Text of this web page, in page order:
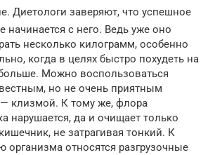
Диетологи заверяют, что успешное
начинается с него. Ведь уже оно
несколько килограмм, особенно
когда в целях быстро похудеть на
больше. Можно воспользоваться
но не очень приятным
клизмой. К тому же, флора
нарушается, да и очищает только
не затрагивая тонкий. К
организма относятся разгрузочные